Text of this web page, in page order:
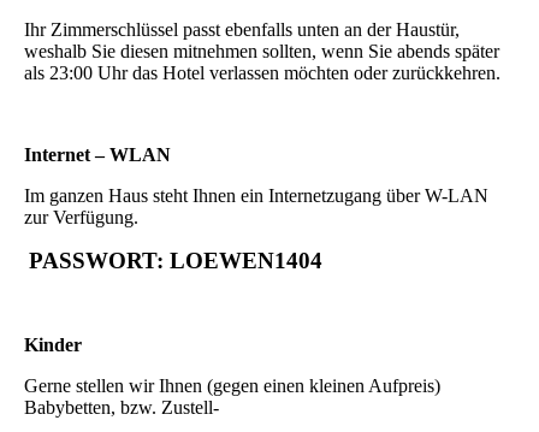
Ihr Zimmerschlüssel passt ebenfalls unten an der Haustür,
weshalb Sie diesen mitnehmen sollten, wenn Sie abends später
als 23:00 Uhr das Hotel verlassen möchten oder zurückkehren.
Internet – WLAN
Im ganzen Haus steht Ihnen ein Internetzugang über W-LAN
zur Verfügung.
PASSWORT: LOEWEN1404
Kinder
Gerne stellen wir Ihnen (gegen einen kleinen Aufpreis)
Babybetten, bzw. Zustell-